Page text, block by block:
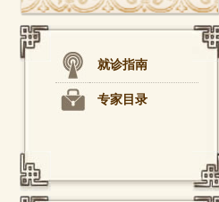
就诊指南
专家目录